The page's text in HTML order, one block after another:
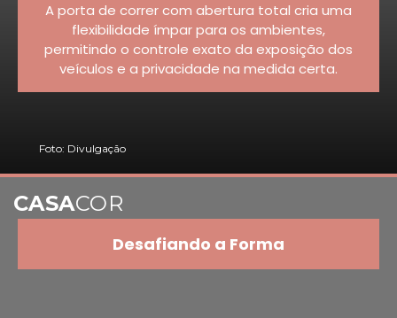
A porta de correr com abertura total cria uma
flexibilidade ímpar para os ambientes,
permitindo o controle exato da exposição dos
veículos e a privacidade na medida certa.
Foto: Divulgação
Desafiando a Forma
CASACOR